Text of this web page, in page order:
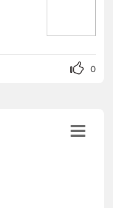
0
